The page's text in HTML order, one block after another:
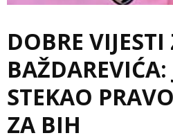
DOBRE VIJESTI
BAŽDAREVIĆA:
STEKAO
ZA BIH